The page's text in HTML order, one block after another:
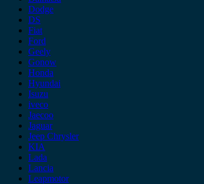
Dodge
DS
Fiat
Ford
Geely
Gonow
Honda
Hyundai
Isuzu
iveco
Jaecoo
Jaguar
Jeep Chrysler
KIA
Lada
Lancia
Leapmotor